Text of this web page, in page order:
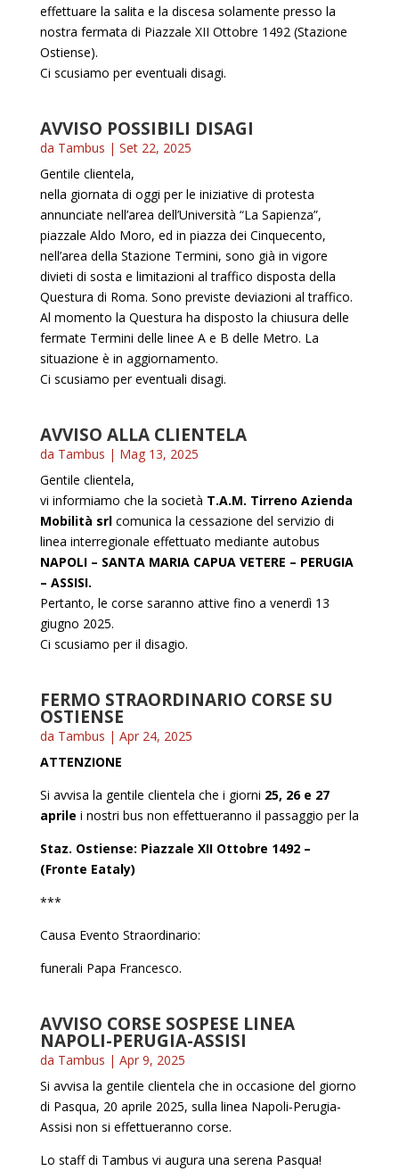
effettuare la salita e la discesa solamente presso la
nostra fermata di Piazzale XII Ottobre 1492 (Stazione
Ostiense).
Ci scusiamo per eventuali disagi.
AVVISO POSSIBILI DISAGI
da Tambus | Set 22, 2025
Gentile clientela,
nella giornata di oggi per le iniziative di protesta
annunciate nell’area dell’Università “La Sapienza”,
piazzale Aldo Moro, ed in piazza dei Cinquecento,
nell’area della Stazione Termini, sono già in vigore
divieti di sosta e limitazioni al traffico disposta della
Questura di Roma. Sono previste deviazioni al traffico.
Al momento la Questura ha disposto la chiusura delle
fermate Termini delle linee A e B delle Metro. La
situazione è in aggiornamento.
Ci scusiamo per eventuali disagi.
AVVISO ALLA CLIENTELA
da Tambus | Mag 13, 2025
Gentile clientela,
vi informiamo che la società T.A.M. Tirreno Azienda
Mobilità srl comunica la cessazione del servizio di
linea interregionale effettuato mediante autobus
NAPOLI – SANTA MARIA CAPUA VETERE – PERUGIA
– ASSISI.
Pertanto, le corse saranno attive fino a venerdì 13
giugno 2025.
Ci scusiamo per il disagio.
FERMO STRAORDINARIO CORSE SU
OSTIENSE
da Tambus | Apr 24, 2025
ATTENZIONE
Si avvisa la gentile clientela che i giorni 25, 26 e 27
aprile i nostri bus non effettueranno il passaggio per la
Staz. Ostiense: Piazzale XII Ottobre 1492 –
(Fronte Eataly)
***
Causa Evento Straordinario:
funerali Papa Francesco.
AVVISO CORSE SOSPESE LINEA
NAPOLI-PERUGIA-ASSISI
da Tambus | Apr 9, 2025
Si avvisa la gentile clientela che in occasione del giorno
di Pasqua, 20 aprile 2025, sulla linea Napoli-Perugia-
Assisi non si effettueranno corse.
Lo staff di Tambus vi augura una serena Pasqua!